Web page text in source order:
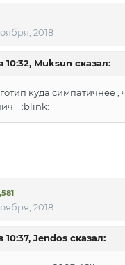
2018
10:32, Muksun сказал:
куда симпатичнее ,
:blink:
2018
10:37, Jendos сказал: